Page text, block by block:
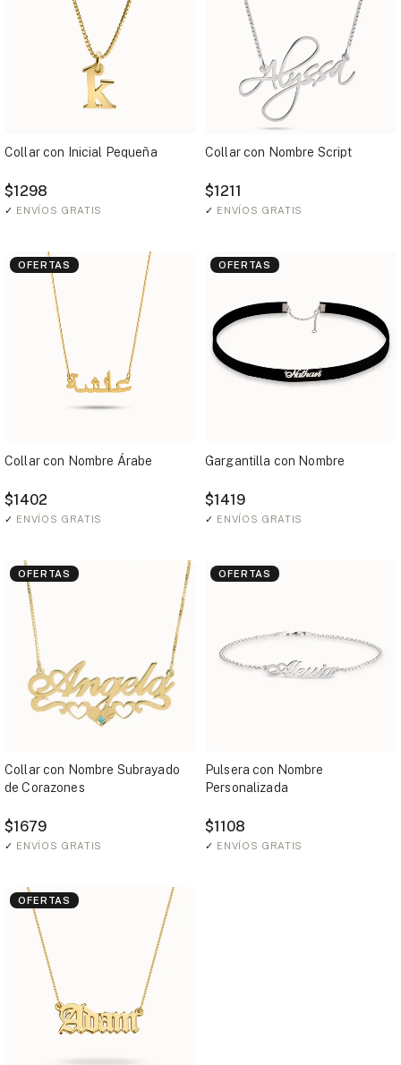
Collar con Inicial Pequeña
$1298
✓ ENVÍOS GRATIS
Collar con Nombre Script
$1211
✓ ENVÍOS GRATIS
OFERTAS
Collar con Nombre Árabe
$1402
✓ ENVÍOS GRATIS
OFERTAS
Gargantilla con Nombre
$1419
✓ ENVÍOS GRATIS
OFERTAS
Collar con Nombre Subrayado
de Corazones
$1679
✓ ENVÍOS GRATIS
OFERTAS
Pulsera con Nombre
Personalizada
$1108
✓ ENVÍOS GRATIS
OFERTAS